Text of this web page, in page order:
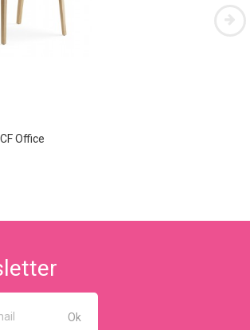
Office